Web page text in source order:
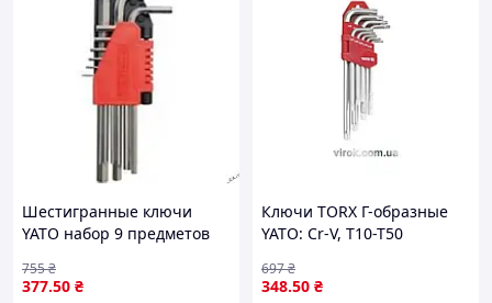
Шестигранные ключи
YATO набор 9 предметов
хромованадиевой стали
377.50 ₴
755₴
Ключи ТОRХ Г-образные
YATO: Cr-V, Т10-Т50
9 шт. [6/36]
348.50 ₴
697₴